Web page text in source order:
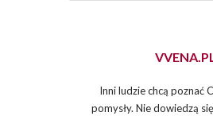
Inni ludzie chcą poznać
pomysły. Nie dowiedzą